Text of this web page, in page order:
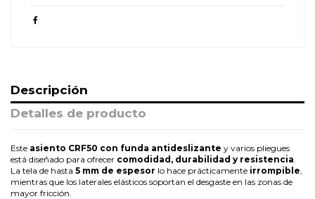
Descripción
Detalles de producto
Este asiento CRF50 con funda antideslizante y varios pliegues
está diseñado para ofrecer comodidad, durabilidad y resistencia
La tela de hasta 5 mm de espesor lo hace prácticamente irrompible
mientras que los laterales elásticos soportan el desgaste en las zonas de
mayor fricción.